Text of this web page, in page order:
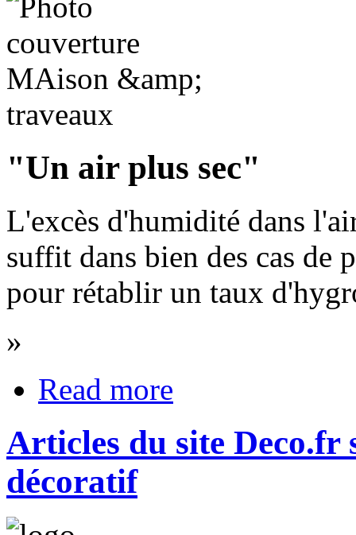
"Un air plus sec"
L'excès d'humidité dans
suffit dans bien des cas de
pour rétablir un taux
»
Read more
Articles du site
décoratif